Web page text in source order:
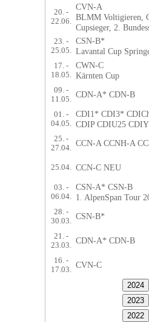
20. -
22.06.
CVN-A
BLMM Voltigieren,
Cupsieger, 2.
23. -
25.05.
CSN-B*
Lavantal Cup
17. -
18.05.
CWN-C
Kärnten Cup
09. -
11.05. CDN-A* CDN-B
01. -
04.05.
CDI1* CDI3*
CDIP CDIU25
25. -
27.04. CCN-A CCNH-A
25.04. CCN-C NEU
03. -
06.04.
CSN-A* CSN-B
1. AlpenSpan Tour
28. -
30.03. CSN-B*
21. -
23.03. CDN-A* CDN-B
16. -
17.03. CVN-C